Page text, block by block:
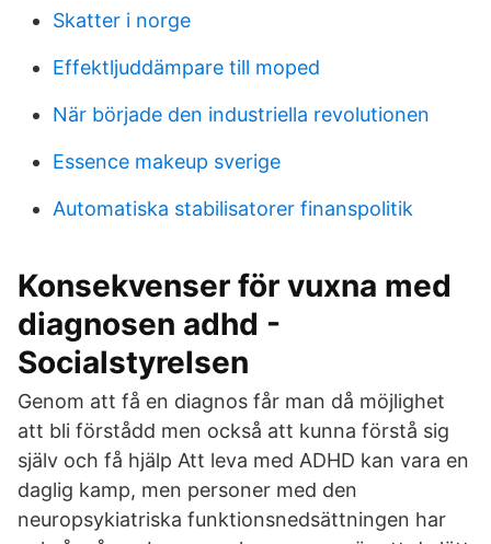
Skatter i norge
Effektljuddämpare till moped
När började den industriella revolutionen
Essence makeup sverige
Automatiska stabilisatorer finanspolitik
Konsekvenser för vuxna med
diagnosen adhd -
Socialstyrelsen
Genom att få en diagnos får man då möjlighet
att bli förstådd men också att kunna förstå sig
själv och få hjälp Att leva med ADHD kan vara en
daglig kamp, men personer med den
neuropsykiatriska funktionsnedsättningen har